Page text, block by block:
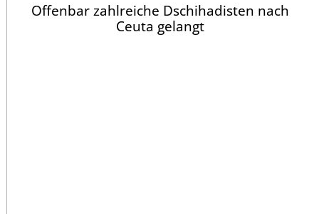
Offenbar zahlreiche Dschihadisten nach
Ceuta gelangt